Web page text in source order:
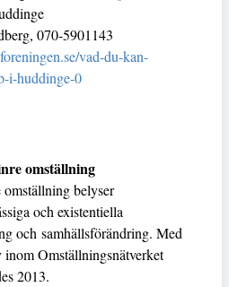
070-5901143
vad-du-kan-
i-huddinge-0
omställning
belyser
och existentiella
och samhällsförändring. Med
Omställningsnätverket
2013.